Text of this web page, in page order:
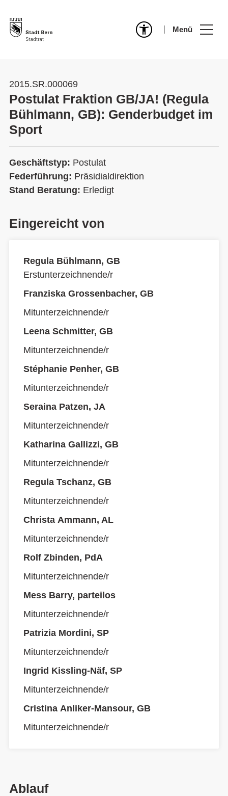
Menü
2015.SR.000069
Postulat Fraktion GB/JA! (Regula
Bühlmann, GB): Genderbudget im
Sport
Geschäftstyp: Postulat
Federführung: Präsidialdirektion
Stand Beratung: Erledigt
Eingereicht von
Regula Bühlmann, GB
Erstunterzeichnende/r
Franziska Grossenbacher, GB
Mitunterzeichnende/r
Leena Schmitter, GB
Mitunterzeichnende/r
Stéphanie Penher, GB
Mitunterzeichnende/r
Seraina Patzen, JA
Mitunterzeichnende/r
Katharina Gallizzi, GB
Mitunterzeichnende/r
Regula Tschanz, GB
Mitunterzeichnende/r
Christa Ammann, AL
Mitunterzeichnende/r
Rolf Zbinden, PdA
Mitunterzeichnende/r
Mess Barry, parteilos
Mitunterzeichnende/r
Patrizia Mordini, SP
Mitunterzeichnende/r
Ingrid Kissling-Näf, SP
Mitunterzeichnende/r
Cristina Anliker-Mansour, GB
Mitunterzeichnende/r
Ablauf